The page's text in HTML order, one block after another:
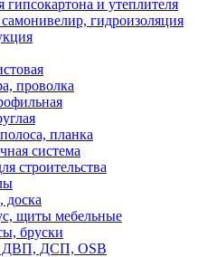
гипсокартона и утеплителя
гидроизоляция
проволка
планка
система
строительства
доска
щиты мебельные
бруски
ДВП, ДСП, OSB